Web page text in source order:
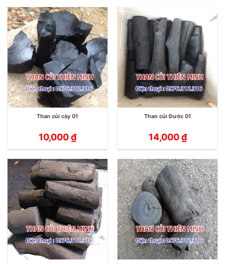
Than củi cày 01
10,000₫
Than củi Đước 01
14,000₫